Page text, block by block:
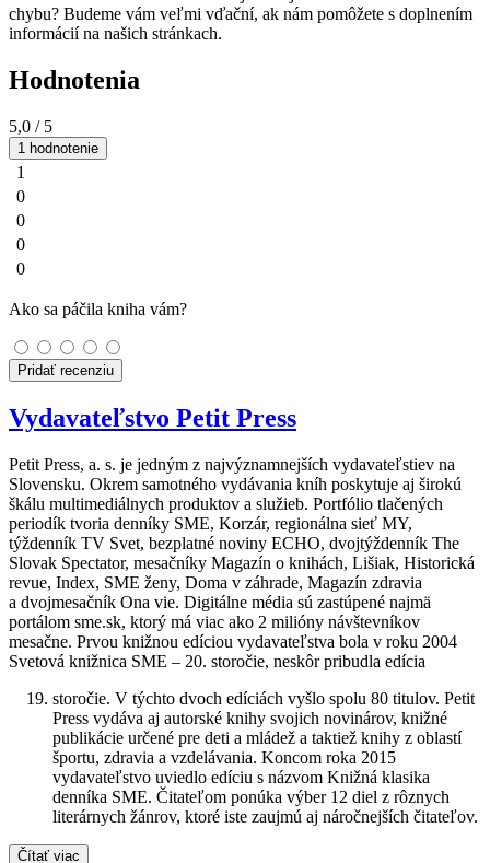
chybu? Budeme vám veľmi vďační, ak nám pomôžete s doplnením
informácií na našich stránkach.
Hodnotenia
5,0 / 5
1 hodnotenie
1
0
0
0
0
Ako sa páčila kniha vám?
Pridať recenziu
Vydavateľstvo Petit Press
Petit Press, a. s. je jedným z najvýznamnejších vydavateľstiev na
Slovensku. Okrem samotného vydávania kníh poskytuje aj širokú
škálu multimediálnych produktov a služieb. Portfólio tlačených
periodík tvoria denníky SME, Korzár, regionálna sieť MY,
týždenník TV Svet, bezplatné noviny ECHO, dvojtýždenník The
Slovak Spectator, mesačníky Magazín o knihách, Lišiak, Historická
revue, Index, SME ženy, Doma v záhrade, Magazín zdravia
a dvojmesačník Ona vie. Digitálne média sú zastúpené najmä
portálom sme.sk, ktorý má viac ako 2 milióny návštevníkov
mesačne. Prvou knižnou edíciou vydavateľstva bola v roku 2004
Svetová knižnica SME – 20. storočie, neskôr pribudla edícia
storočie. V týchto dvoch edíciách vyšlo spolu 80 titulov. Petit
Press vydáva aj autorské knihy svojich novinárov, knižné
publikácie určené pre deti a mládež a taktiež knihy z oblastí
športu, zdravia a vzdelávania. Koncom roka 2015
vydavateľstvo uviedlo edíciu s názvom Knižná klasika
denníka SME. Čitateľom ponúka výber 12 diel z rôznych
literárnych žánrov, ktoré iste zaujmú aj náročnejších čitateľov.
Čítať viac